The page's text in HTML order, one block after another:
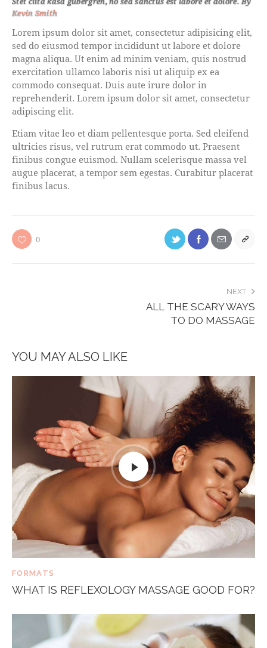
Kevin Smith
Lorem ipsum dolor sit amet, consectetur adipisicing elit,
sed do eiusmod tempor incididunt ut labore et dolore
magna aliqua. Ut enim ad minim veniam, quis nostrud
exercitation ullamco laboris nisi ut aliquip ex ea
commodo consequat. Duis aute irure dolor in
reprehenderit. Lorem ipsum dolor sit amet, consectetur
adipiscing elit.
Etiam vitae leo et diam pellentesque porta. Sed eleifend
ultricies risus, vel rutrum erat commodo ut. Praesent
finibus congue euismod. Nullam scelerisque massa vel
augue placerat, a tempor sem egestas. Curabitur placerat
finibus lacus.
0
NEXT
ALL THE SCARY WAYS
TO DO MASSAGE
YOU MAY ALSO LIKE
FORMATS
WHAT IS REFLEXOLOGY MASSAGE GOOD FOR?